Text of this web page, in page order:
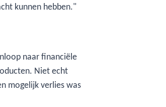
kunnen hebben."
naar financiële
Niet echt
mogelijk verlies was